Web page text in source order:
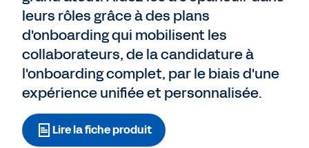
leurs rôles grâce à des plans
d'onboarding qui mobilisent les
collaborateurs, de la candidature à
l'onboarding complet, par le biais d'une
expérience unifiée et personnalisée.
Lire la fiche produit